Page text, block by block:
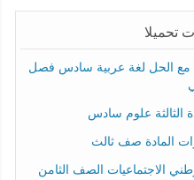
تحميلا
مع الحل لغة عربية سادس فصل
الثالثة علوم سادس
المادة صف ثالث
الاجتماعيات الصف الثامن